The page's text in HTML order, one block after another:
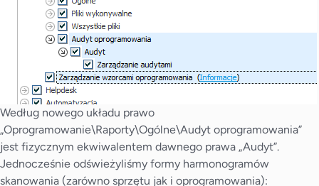
Według nowego układu prawo
„Oprogramowanie\Raporty\Ogólne\Audyt oprogramowania”
jest fizycznym ekwiwalentem dawnego prawa „Audyt”.
Jednocześnie odświeżyliśmy formy harmonogramów
skanowania (zarówno sprzętu jak i oprogramowania):